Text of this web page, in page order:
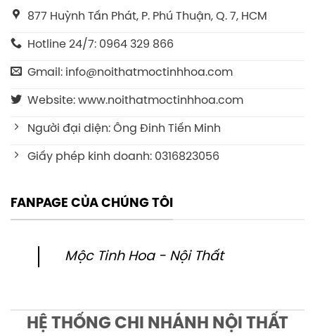
877 Huỳnh Tấn Phát, P. Phú Thuận, Q. 7, HCM
Hotline 24/7: 0964 329 866
Gmail: info@noithatmoctinhhoa.com
Website: www.noithatmoctinhhoa.com
Người đại diện: Ông Đinh Tiến Minh
Giấy phép kinh doanh: 0316823056
FANPAGE CỦA CHÚNG TÔI
Mộc Tinh Hoa - Nội Thất
HỆ THỐNG CHI NHÁNH NỘI THẤT